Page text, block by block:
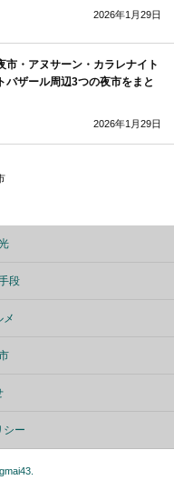
2026年1月29日
市・アヌサーン・カラレナイト
バザール周辺3つの夜市をまと
2026年1月29日
段
メ
シー